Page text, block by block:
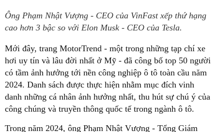
Ông Phạm Nhật Vượng - CEO của VinFast xếp thứ hạng
cao hơn 3 bậc so với Elon Musk - CEO của Tesla.
Mới đây, trang MotorTrend - một trong những tạp chí xe
hơi uy tín và lâu đời nhất ở Mỹ - đã công bố top 50 người
có tầm ảnh hưởng tới nền công nghiệp ô tô toàn cầu năm
2024. Danh sách được thực hiện nhằm mục đích vinh
danh những cá nhân ảnh hưởng nhất, thu hút sự chú ý của
công chúng và truyền thông quốc tế trong ngành ô tô.
Trong năm 2024, ông Phạm Nhật Vượng - Tổng Giám